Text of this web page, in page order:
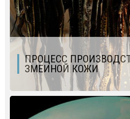
ПРОЦЕСС
ЗМЕИНОЙ КОЖИ